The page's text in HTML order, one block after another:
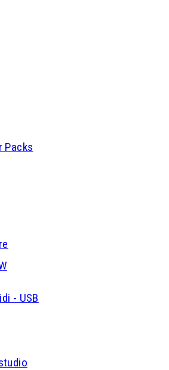
Packs
- USB